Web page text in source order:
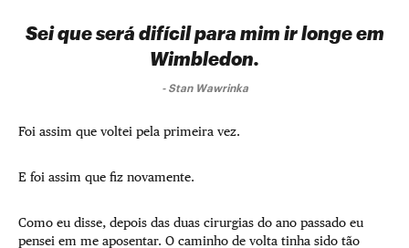
Sei que será difícil para mim ir longe em
Wimbledon.
- Stan Wawrinka
Foi assim que voltei pela primeira vez.
E foi assim que fiz novamente.
Como eu disse, depois das duas cirurgias do ano passado eu
pensei em me aposentar. O caminho de volta tinha sido tão